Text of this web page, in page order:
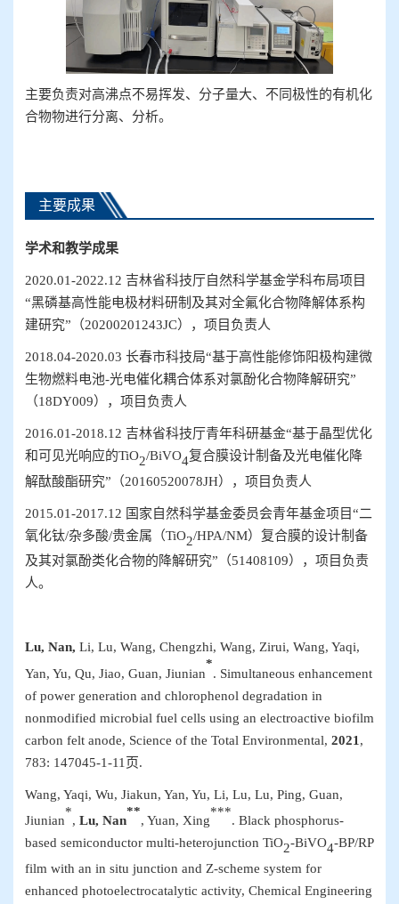
主要负责对高沸点不易挥发、分子量大、不同极性的有机化
合物物进行分离、分析。
主要成果
学术和教学成果
2020.01-2022.12 吉林省科技厅自然科学基金学科布局项目
“黑磷基高性能电极材料研制及其对全氟化合物降解体系构
建研究”（20200201243JC），项目负责人
2018.04-2020.03 长春市科技局“基于高性能修饰阳极构建微
生物燃料电池-光电催化耦合体系对氯酚化合物降解研究”
（18DY009），项目负责人
2016.01-2018.12 吉林省科技厅青年科研基金“基于晶型优化
和可见光响应的TiO2/BiVO4复合膜设计制备及光电催化降
解酞酸酯研究”（20160520078JH），项目负责人
2015.01-2017.12 国家自然科学基金委员会青年基金项目“二
氧化钛/杂多酸/贵金属（TiO2/HPA/NM）复合膜的设计制备
及其对氯酚类化合物的降解研究”（51408109），项目负责
人。
Lu, Nan, Li, Lu, Wang, Chengzhi, Wang, Zirui, Wang, Yaqi,
Yan, Yu, Qu, Jiao, Guan, Jiunian
*
. Simultaneous enhancement
of power generation and chlorophenol degradation in
nonmodified microbial fuel cells using an electroactive biofilm
carbon felt anode, Science of the Total Environmental, 2021 ,
783: 147045-1-11 页.
Wang, Yaqi, Wu, Jiakun, Yan, Yu, Li, Lu, Lu, Ping, Guan,
Jiunian
*
, Lu, Nan
**
, Yuan, Xing
***
. Black phosphorus-
based semiconductor multi-heterojunction TiO2-BiVO4-BP/RP
film with an in situ junction and Z-scheme system for
enhanced photoelectrocatalytic activity, Chemical Engineering